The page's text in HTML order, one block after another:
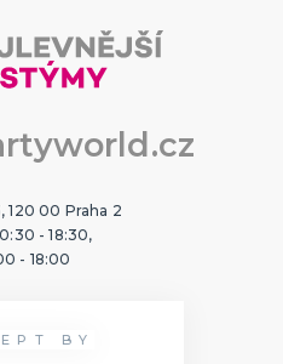
120 00 Praha 2
- 18:30,
- 18:00
BY